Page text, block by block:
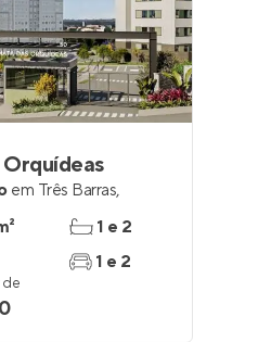
em Três Barras,
1 e 2
1 e 2
de